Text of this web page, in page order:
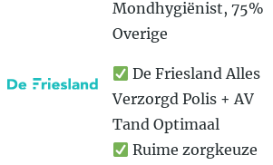
Mondhygiënist, 75%
Overige
De Friesland Alles
Verzorgd Polis + AV
Tand Optimaal
Ruime zorgkeuze